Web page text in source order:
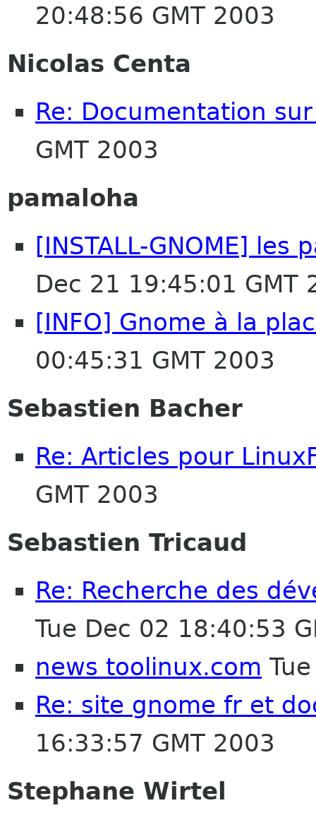
20:48:56 GMT 2003
Nicolas Centa
Re: Documentation
GMT 2003
pamaloha
[INSTALL-GNOME] les
Dec 21 19:45:01 GMT
[INFO] Gnome à la
00:45:31 GMT 2003
Sebastien Bacher
Re: Articles pour
GMT 2003
Sebastien Tricaud
Re: Recherche des
Tue Dec 02 18:40:53
news toolinux.com
Re: site gnome fr et
16:33:57 GMT 2003
Stephane Wirtel